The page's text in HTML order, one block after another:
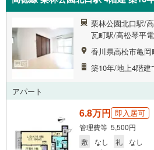
栗林公園北口駅/
瓦町駅/高松琴平
香川県高松市亀岡
築10年/地上4階建
アパート
6.8万円 即入居可
管理費等 5,500円
敷
なし 礼 なし